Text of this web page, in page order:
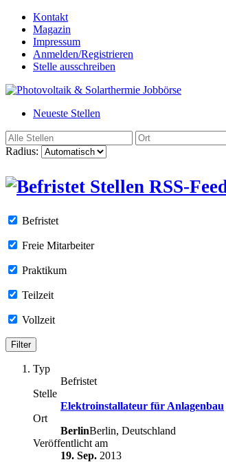
Kontakt
Magazin
Impressum
Anmelden/Registrieren
Stelle ausschreiben
Neueste Stellen
Radius:
Befristet
Freie Mitarbeiter
Praktikum
Teilzeit
Vollzeit
Typ
Befristet
Stelle
Elektroinstallateur für Anlagenbau
Ort
BerlinBerlin, Deutschland
Veröffentlicht am
19. Sep. 2013